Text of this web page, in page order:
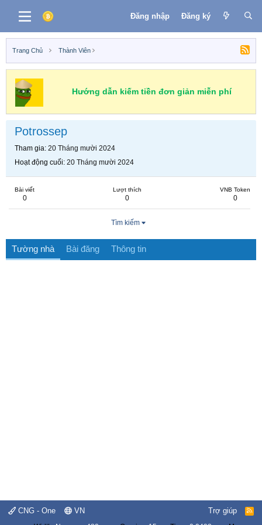
Đăng nhập Đăng ký
Trang Chủ Thành Viên
Hướng dẫn kiếm tiền đơn giản miễn phí
Potrossep
Tham gia 20 Tháng mười 2024
Hoạt động cuối 20 Tháng mười 2024
Bài viết
0
Lượt thích
0
VNB Token
0
Tìm kiếm
Tường nhà Bài đăng Thông tin
CNG - One VN Trợ giúp
R